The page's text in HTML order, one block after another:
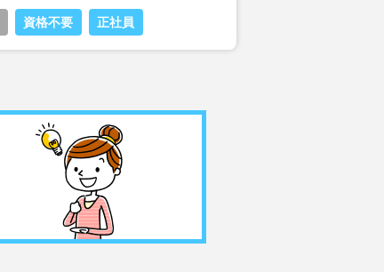
資格不要 正社員